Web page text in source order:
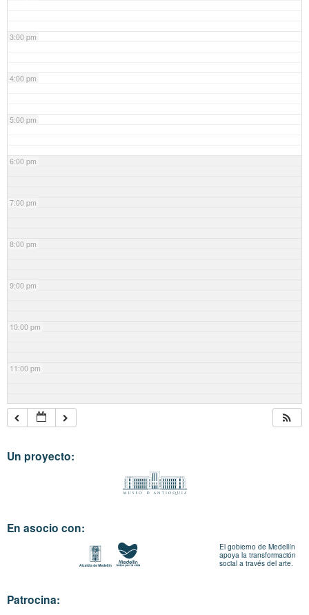
3:00 pm
4:00 pm
5:00 pm
6:00 pm
7:00 pm
8:00 pm
9:00 pm
10:00 pm
11:00 pm
Un proyecto:
En asocio con:
El gobierno de Medellín
apoya la transformación
social a través del arte.
Patrocina: